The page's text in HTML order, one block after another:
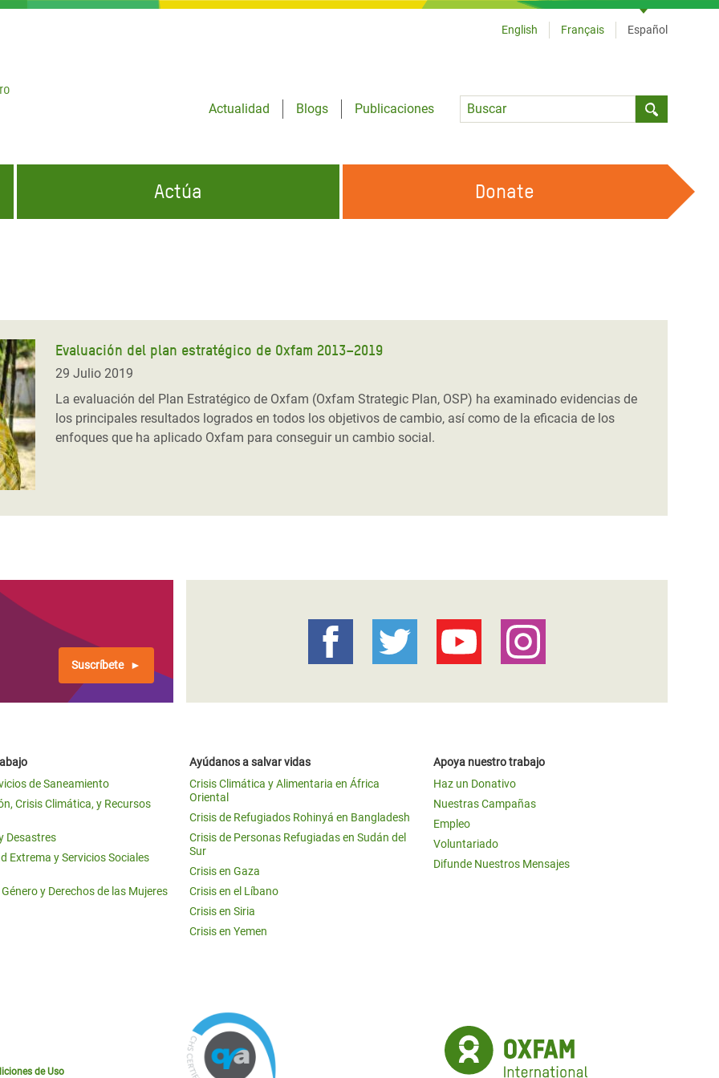
Actualidad
Blogs
Publicaciones
Language
English Français Español
por la Crisis en
y Alimentaria
Oriental
Personas Refugiadas
del Sur
Refugiados Rohinyá
Yemen
Actúa Donate
Evaluación del plan estratégico de Oxfam 2013–2019
29 Julio 2019
La evaluación del Plan Estratégico de Oxfam (Oxfam Strategic Plan, OSP) ha examinado evidencias de
los principales resultados logrados en todos los objetivos de cambio, así como de la eficacia de los
enfoques que ha aplicado Oxfam para conseguir un cambio social.
Suscríbete
de Saneamiento
Crisis Climática, y Recursos
Desastres
Extrema y Servicios Sociales
y Derechos de las Mujeres
Ayúdanos a salvar vidas
Crisis Climática y Alimentaria en África
Oriental
Crisis de Refugiados Rohinyá en Bangladesh
Crisis de Personas Refugiadas en Sudán del
Sur
Crisis en Gaza
Crisis en el Líbano
Crisis en Siria
Crisis en Yemen
Apoya nuestro trabajo
Haz un Donativo
Nuestras Campañas
Empleo
Voluntariado
Difunde Nuestros Mensajes
de Uso